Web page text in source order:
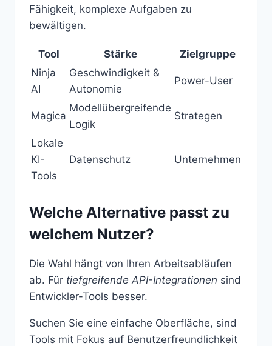
Fähigkeit, komplexe Aufgaben zu
bewältigen.
Tool Stärke
Zielgruppe
Ninja
AI
Geschwindigkeit &
Autonomie
Power-User
Magica
Modellübergreifende
Logik
Strategen
Lokale
KI-
Tools
Datenschutz Unternehmen
Welche Alternative passt zu
welchem Nutzer?
Die Wahl hängt von Ihren Arbeitsabläufen
ab. Für tiefgreifende API-Integrationen sind
Entwickler-Tools besser.
Suchen Sie eine einfache Oberfläche, sind
Tools mit Fokus auf Benutzerfreundlichkeit